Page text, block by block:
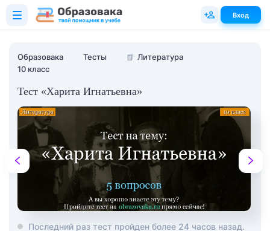
Образовака Тесты 📗 Литература
10 класс
Тест «Харита Игнатьевна»
Последний раз тест пройден более 24 часов назад.
Вход